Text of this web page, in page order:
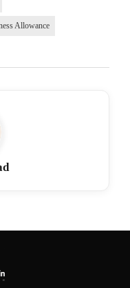
Allowance